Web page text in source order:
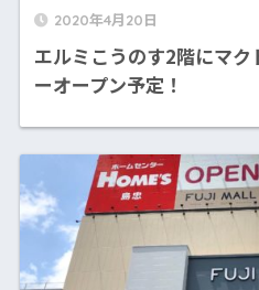
2020年4月20日
エルミこうのす2階にマ
ーオープン予定！